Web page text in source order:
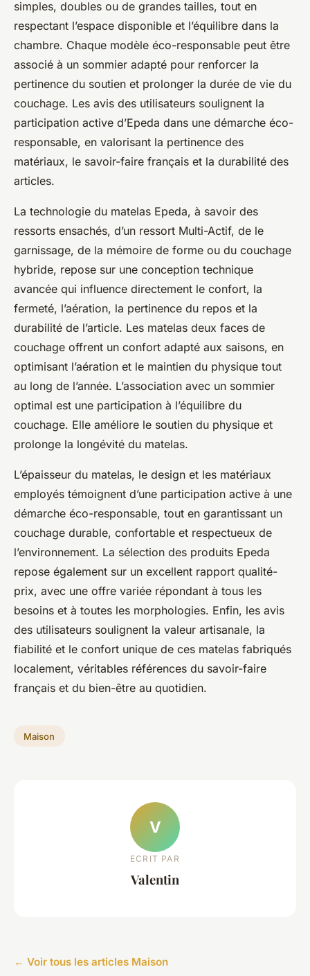
simples, doubles ou de grandes tailles, tout en
respectant l’espace disponible et l’équilibre dans la
chambre. Chaque modèle éco-responsable peut être
associé à un sommier adapté pour renforcer la
pertinence du soutien et prolonger la durée de vie du
couchage. Les avis des utilisateurs soulignent la
participation active d’Epeda dans une démarche éco-
responsable, en valorisant la pertinence des
matériaux, le savoir-faire français et la durabilité des
articles.
La technologie du matelas Epeda, à savoir des
ressorts ensachés, d’un ressort Multi-Actif, de le
garnissage, de la mémoire de forme ou du couchage
hybride, repose sur une conception technique
avancée qui influence directement le confort, la
fermeté, l’aération, la pertinence du repos et la
durabilité de l’article. Les matelas deux faces de
couchage offrent un confort adapté aux saisons, en
optimisant l’aération et le maintien du physique tout
au long de l’année. L’association avec un sommier
optimal est une participation à l’équilibre du
couchage. Elle améliore le soutien du physique et
prolonge la longévité du matelas.
L’épaisseur du matelas, le design et les matériaux
employés témoignent d’une participation active à une
démarche éco-responsable, tout en garantissant un
couchage durable, confortable et respectueux de
l’environnement. La sélection des produits Epeda
repose également sur un excellent rapport qualité-
prix, avec une offre variée répondant à tous les
besoins et à toutes les morphologies. Enfin, les avis
des utilisateurs soulignent la valeur artisanale, la
fiabilité et le confort unique de ces matelas fabriqués
localement, véritables références du savoir-faire
français et du bien-être au quotidien.
Maison
V
ECRIT PAR
Valentin
← Voir tous les articles Maison